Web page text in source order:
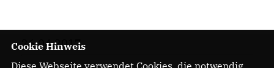
26.04.2017
Cookie Hinweis
Diese Webseite verwendet Cookies, die notwendig